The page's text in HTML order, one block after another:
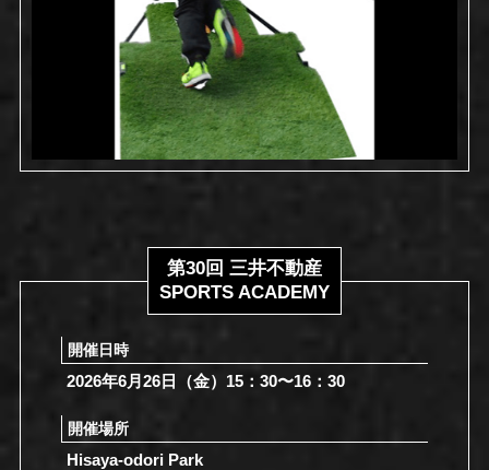
第30回 三井不動産
SPORTS ACADEMY
開催日時
2026年6月26日（金）15：30〜16：30
開催場所
Hisaya-odori Park